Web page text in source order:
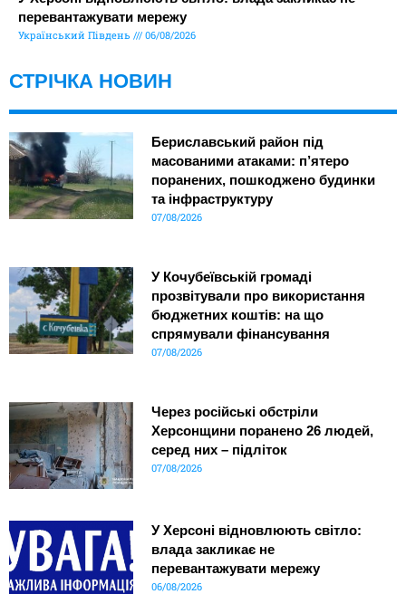
перевантажувати мережу
Український Південь 06/08/2026
СТРІЧКА НОВИН
Бериславський район під
масованими атаками: п’ятеро
поранених, пошкоджено будинки
та інфраструктуру
07/08/2026
У Кочубеївській громаді
прозвітували про використання
бюджетних коштів: на що
спрямували фінансування
07/08/2026
Через російські обстріли
Херсонщини поранено 26 людей,
серед них – підліток
07/08/2026
У Херсоні відновлюють світло:
влада закликає не
перевантажувати мережу
06/08/2026